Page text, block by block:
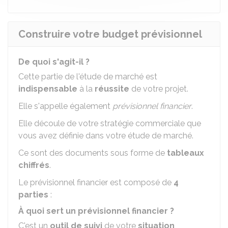
Construire votre budget prévisionnel
De quoi s'agit-il ?
Cette partie de l'étude de marché est
indispensable à la réussite de votre projet.
Elle s'appelle également prévisionnel financier.
Elle découle de votre stratégie commerciale que
vous avez définie dans votre étude de marché.
Ce sont des documents sous forme de tableaux
chiffrés.
Le prévisionnel financier est composé de 4
parties :
À quoi sert un prévisionnel financier ?
C'est un outil de suivi de votre situation